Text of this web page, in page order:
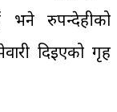
भने रुपन्देहीको
दिइएको गृह